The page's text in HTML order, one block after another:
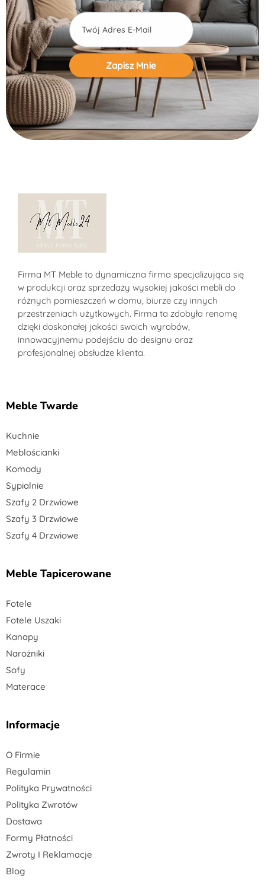
Alternative:
Firma MT Meble to dynamiczna firma specjalizująca się
w produkcji oraz sprzedaży wysokiej jakości mebli do
różnych pomieszczeń w domu, biurze czy innych
przestrzeniach użytkowych. Firma ta zdobyła renomę
dzięki doskonałej jakości swoich wyrobów,
innowacyjnemu podejściu do designu oraz
profesjonalnej obsłudze klienta.
Meble Twarde
Kuchnie
Meblościanki
Komody
Sypialnie
Szafy 2 Drzwiowe
Szafy 3 Drzwiowe
Szafy 4 Drzwiowe
Meble Tapicerowane
Fotele
Fotele Uszaki
Kanapy
Narożniki
Sofy
Materace
Informacje
O Firmie
Regulamin
Polityka Prywatności
Polityka Zwrotów
Dostawa
Formy Płatności
Zwroty I Reklamacje
Blog